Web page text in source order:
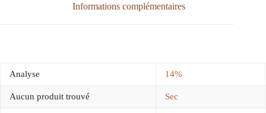
Informations complémentaires
Analyse 14%
Aucun produit trouvé Sec